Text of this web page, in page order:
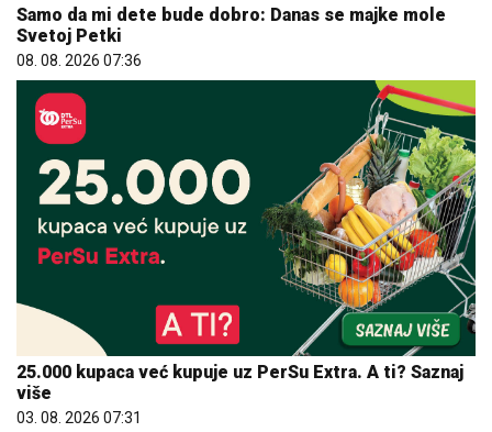
Samo da mi dete bude dobro: Danas se majke mole
Svetoj Petki
08. 08. 2026 07:36
25.000 kupaca već kupuje uz PerSu Extra. A ti? Saznaj
više
03. 08. 2026 07:31